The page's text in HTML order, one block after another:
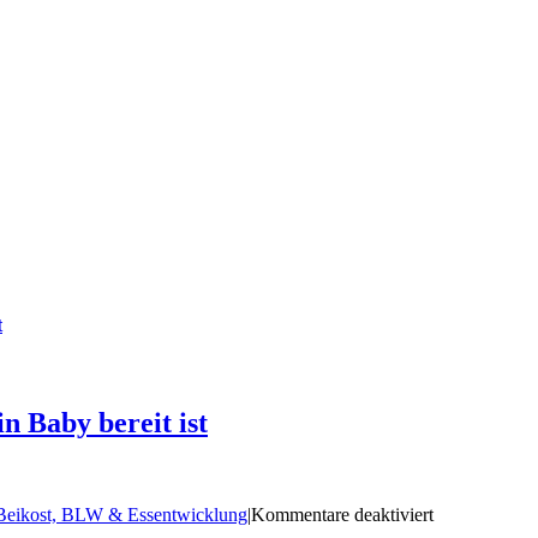
Baby bereit ist
BLW & Essentwicklung|Kommentare deaktiviertfür